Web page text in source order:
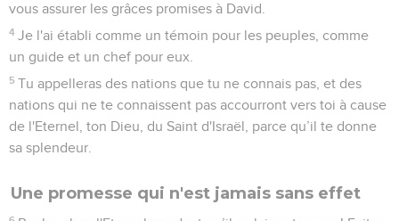
vous assurer les grâces promises à David.
4 Je l'ai établi comme un témoin pour les peuples, comme
un guide et un chef pour eux.
5 Tu appelleras des nations que tu ne connais pas, et des
nations qui ne te connaissent pas accourront vers toi à cause
de l'Eternel, ton Dieu, du Saint d'Israël, parce qu’il te donne
sa splendeur.
Une promesse qui n'est jamais sans effet